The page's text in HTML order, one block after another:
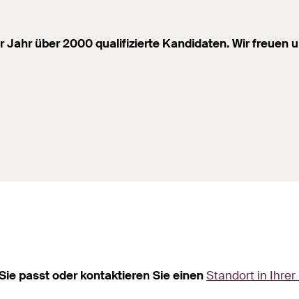
Jahr über 2000 qualifizierte Kandidaten. Wir freuen
passt oder kontaktieren Sie einenStandort in Ihrer